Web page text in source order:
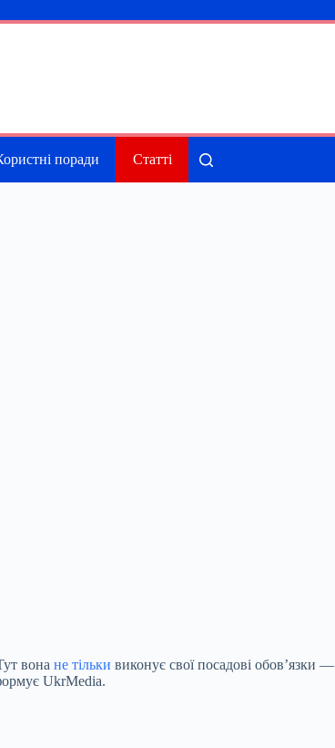
поради Статті
вона не тільки виконує свої посадові обов’язки —
UkrMedia.